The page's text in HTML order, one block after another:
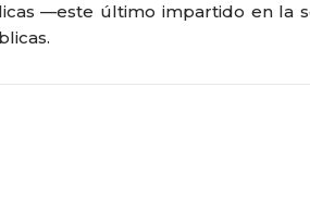
—este último impartido en la